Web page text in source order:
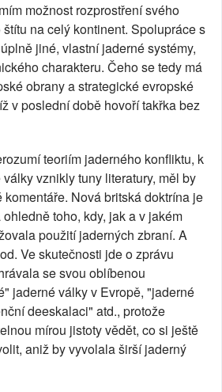
možnost rozprostření svého
na celý kontinent. Spolupráce s
jiné, vlastní jaderné systémy,
charakteru. Čeho se tedy má
obrany a strategické evropské
v poslední době hovoří takřka bez
teoriím jaderného konfliktu, k
vznikly tuny literatury, měl by
Nová britská doktrína je
toho, kdy, jak a v jakém
použití jaderných zbraní. A
Ve skutečnosti jde o zprávu
se svou oblíbenou
jaderné války v Evropě, "jaderné
deeskalaci" atd., protože
mírou jistoty vědět, co si ještě
aniž by vyvolala širší jaderný